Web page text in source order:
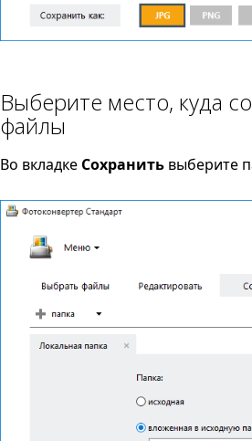
Выберите место, куда
файлы
Во вкладке Сохранитьвыберите